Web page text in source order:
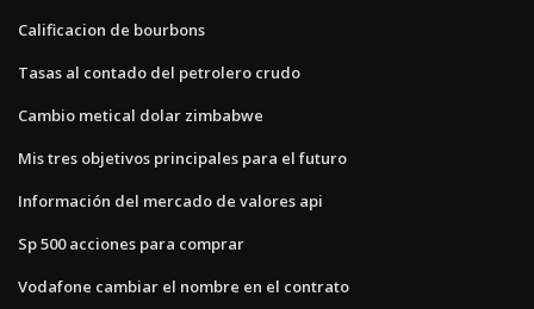
Calificacion de bourbons
Tasas al contado del petrolero crudo
Cambio metical dolar zimbabwe
Mis tres objetivos principales para el futuro
Información del mercado de valores api
Sp 500 acciones para comprar
Vodafone cambiar el nombre en el contrato